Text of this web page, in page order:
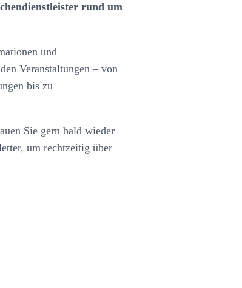
rund um
und
Veranstaltungen – von
bis zu
Sie gern bald wieder
um rechtzeitig über